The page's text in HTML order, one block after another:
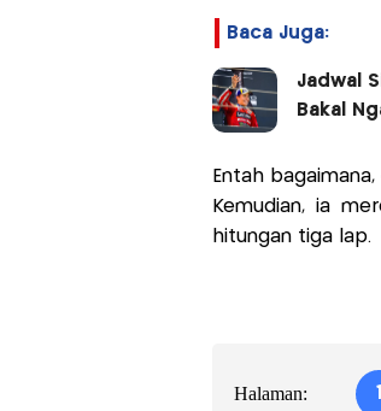
Baca Juga:
Jadwal
Bakal
Entah
Kemudian, ia
hitungan tiga lap.
Halaman: 1